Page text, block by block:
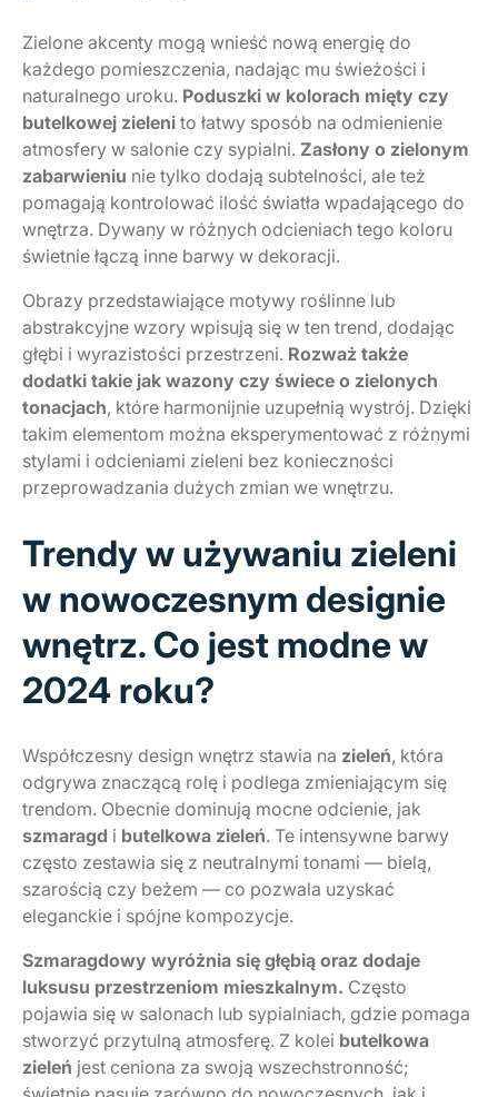
Zielone akcenty mogą wnieść nową energię do
każdego pomieszczenia, nadając mu świeżości i
naturalnego uroku. Poduszki w kolorach mięty czy
butelkowej zieleni to łatwy sposób na odmienienie
atmosfery w salonie czy sypialni. Zasłony o zielonym
zabarwieniu nie tylko dodają subtelności, ale też
pomagają kontrolować ilość światła wpadającego do
wnętrza. Dywany w różnych odcieniach tego koloru
świetnie łączą inne barwy w dekoracji.
Obrazy przedstawiające motywy roślinne lub
abstrakcyjne wzory wpisują się w ten trend, dodając
głębi i wyrazistości przestrzeni. Rozważ także
dodatki takie jak wazony czy świece o zielonych
tonacjach, które harmonijnie uzupełnią wystrój. Dzięki
takim elementom można eksperymentować z różnymi
stylami i odcieniami zieleni bez konieczności
przeprowadzania dużych zmian we wnętrzu.
Trendy w używaniu zieleni
w nowoczesnym designie
wnętrz. Co jest modne w
2024 roku?
Współczesny design wnętrz stawia na zieleń, która
odgrywa znaczącą rolę i podlega zmieniającym się
trendom. Obecnie dominują mocne odcienie, jak
szmaragd i butelkowa zieleń. Te intensywne barwy
często zestawia się z neutralnymi tonami — bielą,
szarością czy beżem — co pozwala uzyskać
eleganckie i spójne kompozycje.
Szmaragdowy wyróżnia się głębią oraz dodaje
luksusu przestrzeniom mieszkalnym. Często
pojawia się w salonach lub sypialniach, gdzie pomaga
stworzyć przytulną atmosferę. Z kolei butelkowa
zieleń jest ceniona za swoją wszechstronność;